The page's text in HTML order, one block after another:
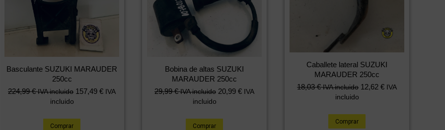
Basculante SUZUKI MARAUDER
250cc
224,99€ IVA incluido 157,49 € IVA
incluido
Comprar
Bobina de altas SUZUKI
MARAUDER 250cc
29,99€ IVA incluido 20,99 € IVA
incluido
Comprar
Caballete lateral SUZUKI
MARAUDER 250cc
18,03€ IVA incluido 12,62 € IVA
incluido
Comprar